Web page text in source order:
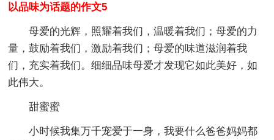
以品味为话题的作文5
母爱的光辉，照耀着我们，温暖着我们；母爱的力
量，鼓励着我们，激励着我们；母爱的味道滋润着我
们，充实着我们。细细品味母爱才发现它如此美好，如
此伟大。
甜蜜蜜
小时候我集万千宠爱于一身，我要什么爸爸妈妈都